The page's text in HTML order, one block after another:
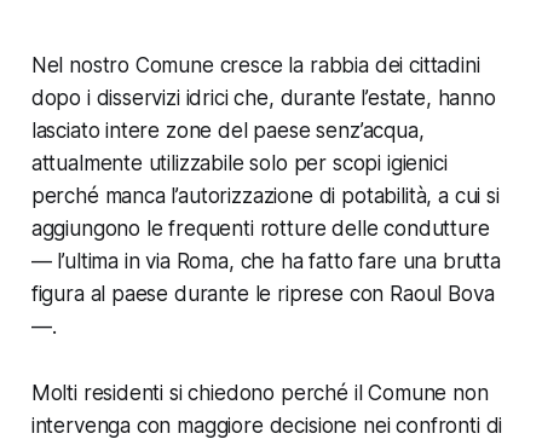
Nel nostro Comune cresce la rabbia dei cittadini
dopo i disservizi idrici che, durante l’estate, hanno
lasciato intere zone del paese senz’acqua,
attualmente utilizzabile solo per scopi igienici
perché manca l’autorizzazione di potabilità, a cui si
aggiungono le frequenti rotture delle condutture
— l’ultima in via Roma, che ha fatto fare una brutta
figura al paese durante le riprese con Raoul Bova
—.
Molti residenti si chiedono perché il Comune non
intervenga con maggiore decisione nei confronti di